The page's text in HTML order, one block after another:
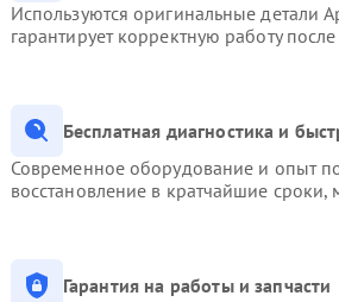
Используются оригинальные детали
гарантирует корректную работу
Бесплатная диагностика и
Современное оборудование и опыт
восстановление в кратчайшие сроки,
Гарантия на работы и запчасти